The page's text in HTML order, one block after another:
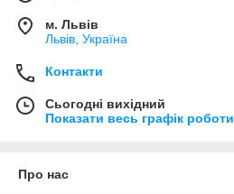
м. Львів
Львів, Україна
Контакти
Сьогодні вихідний
Показати весь графік роботи
Про нас